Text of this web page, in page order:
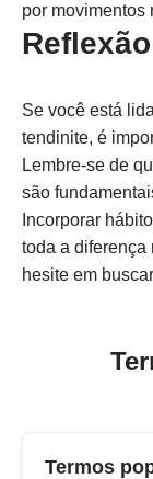
por movimentos
Se você está
tendinite, é
Lembre-se de
são
Incorporar
toda a diferença
hesite em
Termos